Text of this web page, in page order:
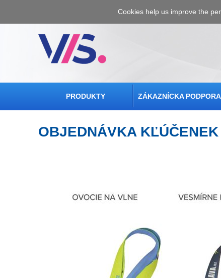
Cookies help us improve the
PRODUKTY ZÁKAZNÍCKA PODPORA
OBJEDNÁVKA KĽÚČENEK